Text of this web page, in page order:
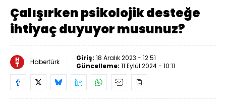
Çalışırken psikolojik desteğe
ihtiyaç duyuyor musunuz?
Habertürk Giriş: 18 Aralık 2023 - 12:51
Güncelleme: 11 Eylül 2024 - 10:11